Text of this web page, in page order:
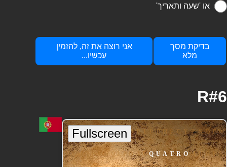
או 'שעה ותאריך'
בדיקת מסך
מלא
אני רוצה את זה, להזמין
עכשיו...
R#6